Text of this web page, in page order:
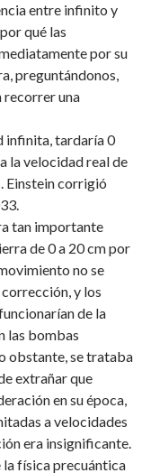
entre infinito y
qué las
por su
preguntándonos,
recorrer una
infinita, tardaría 0
la velocidad real de
Einstein corrigió
tan importante
de 0 a 20 cm por
no se
y los
de la
las bombas
obstante, se trataba
extrañar que
en su época,
a velocidades
era insignificante.
física precuántica